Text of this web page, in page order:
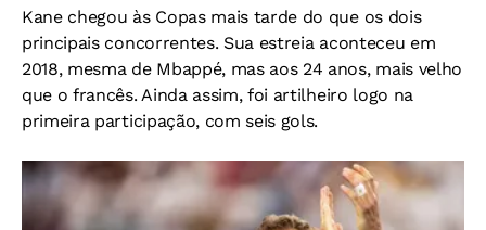
Kane chegou às Copas mais tarde do que os dois
principais concorrentes. Sua estreia aconteceu em
2018, mesma de Mbappé, mas aos 24 anos, mais velho
que o francês. Ainda assim, foi artilheiro logo na
primeira participação, com seis gols.